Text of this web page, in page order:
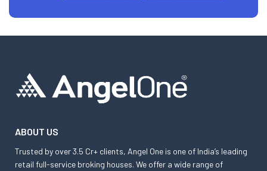
ABOUT US
Trusted by over 3.5 Cr+ clients, Angel One is one of India’s leading
retail full-service broking houses. We offer a wide range of